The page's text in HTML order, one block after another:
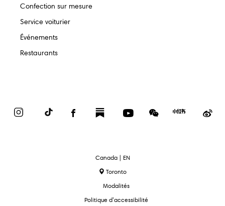
Confection sur mesure
Service voiturier
Événements
Restaurants
InstagramTikTok FacebookSubstack YouTubeWeChat
Red
text.language
Canada | EN
Toronto
Modalités
Politique d’accessibilité